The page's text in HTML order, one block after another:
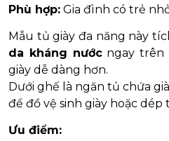
Phù hợp: Gia đình có trẻ
Mẫu tủ giày đa năng này
da kháng nướcngay trên
giày dễ dàng hơn.
Dưới ghế là ngăn tủ chứa
để đồ vệ sinh giày hoặc dép
Ưu điểm: